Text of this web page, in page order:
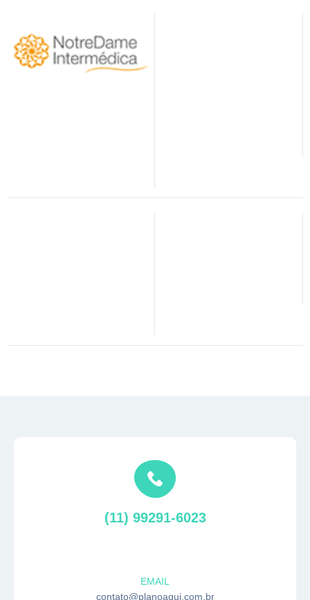
(11) 99291-6023
EMAIL
contato@planoaqui.com.br